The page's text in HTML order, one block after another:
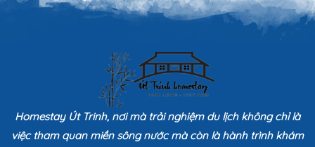
Homestay Út Trinh, nơi mà trải nghiệm du lịch không chỉ là
việc tham quan miền sông nước mà còn là hành trình khám